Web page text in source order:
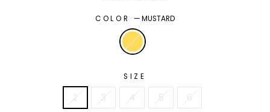
COLOR —MUSTARD
SIZE
2 3 4 5 6